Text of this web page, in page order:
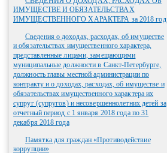
ИМУЩЕСТВЕ И ОБЯЗАТЕЛЬСТВАХ
ИМУЩЕСТВЕННОГО ХАРАКТЕРА за 2018 год
Сведения о доходах, расходах, об имуществе
и обязательствах имущественного характера,
представленные лицами, замещающими
муниципальные должности в Санкт-Петербурге,
должность главы местной администрации по
контракту и о доходах, расходах, об имуществе и
обязательствах имущественного характера их
супруг (супругов) и несовершеннолетних детей за
отчетный период с 1 января 2018 года по 31
декабря 2018 года
Памятка для граждан «Противодействие
коррупции»